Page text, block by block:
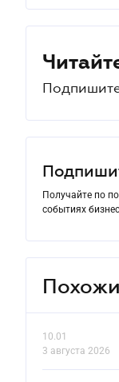
Получайте по
событиях
10.01
3 августа 2026